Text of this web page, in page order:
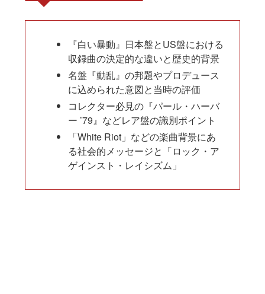
『白い暴動』日本盤とUS盤における
収録曲の決定的な違いと歴史的背景
名盤『動乱』の邦題やプロデュース
に込められた意図と当時の評価
コレクター必見の『パール・ハーバ
ー ’79』などレア盤の識別ポイント
「White Riot」などの楽曲背景にあ
る社会的メッセージと「ロック・ア
ゲインスト・レイシズム」